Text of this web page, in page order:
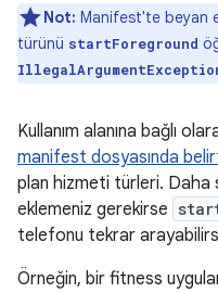
Not: Manifest'te beyan
türünü startForeground
Kullanım alanına bağlı
manifest dosyasında
plan hizmeti türleri.
eklemeniz gerekirse
telefonu tekrar
Örneğin, bir fitness